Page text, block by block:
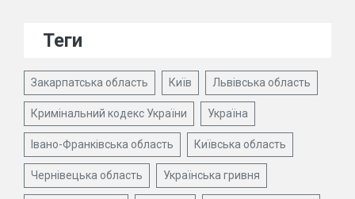
Теги
Закарпатська область Київ Львівська область
Кримінальний кодекс України Україна
Івано-Франківська область Київська область
Чернівецька область Українська гривня